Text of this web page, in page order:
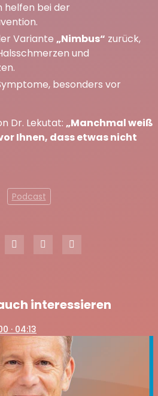
helfen bei der
Variante „Nimbus“ zurück,
und
besonders vor
Dr. Lekutat: „Manchmal weiß
Ihnen, dass etwas nicht
Podcast
interessieren
· 04:13